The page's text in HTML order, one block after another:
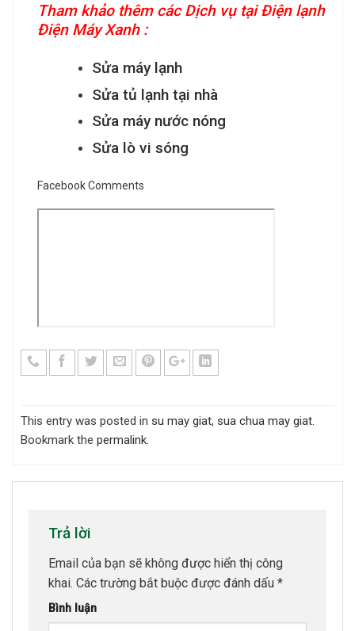
Tham khảo thêm các Dịch vụ tại Điện lạnh
Điện Máy Xanh :
Sửa máy lạnh
Sửa tủ lạnh tại nhà
Sửa máy nước nóng
Sửa lò vi sóng
Facebook Comments
This entry was posted in su may giat, sua chua may giat.
Bookmark the permalink.
Trả lời
Email của bạn sẽ không được hiển thị công
khai. Các trường bắt buộc được đánh dấu *
Bình luận